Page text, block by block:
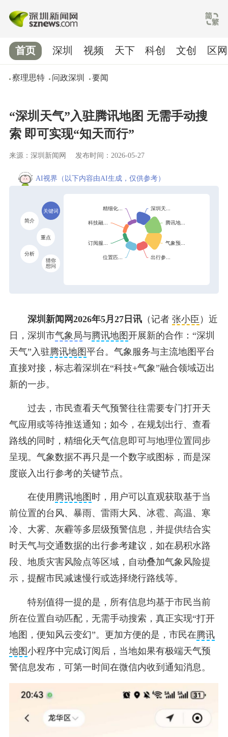
首页
察理思特 问政深圳 要闻
深圳 视频 天下 科创 文创 区网
“深圳天气”入驻腾讯地图 无需手动搜
索 即可实现“知天而行”
来源：深圳新闻网 发布时间：2026-05-27
AI视界 （以下内容由AI生成，仅供参考）
关键词
简介
重点
分析
猜你
想问
深圳新闻网2026年5月27日讯（记者 张小臣 ）近
日，深圳市气象局与腾讯地图开展新的合作：“深圳
天气”入驻腾讯地图平台。 气象服务与主流地图平台
直接对接，标志着深圳在“科技+气象”融合领域迈出
新的一步。
过去，市民查看天气预警往往需要专门打开天
气应用或等待推送通知；如今，在规划出行、查看
路线的同时，精细化天气信息即可与地理位置同步
呈现。气象数据不再只是一个数字或图标，而是深
度嵌入出行参考的关键节点。
在使用 腾讯地图 时，用户可以直观获取基于当
前位置的台风、暴雨、雷雨大风、冰雹、高温、寒
冷、大雾、灰霾等多层级预警信息，并提供结合实
时天气与交通数据的出行参考建议，如在易积水路
段、地质灾害风险点等区域，自动叠加气象风险提
示，提醒市民减速慢行或选择绕行路线等。
特别值得一提的是，所有信息均基于市民当前
所在位置自动匹配，无需手动搜索，真正实现“打开
地图，便知风云变幻”。更加方便的是，市民在腾讯
地图 小程序中完成订阅后，当地如果有极端天气预
警信息发布，可第一时间在微信内收到通知消息。